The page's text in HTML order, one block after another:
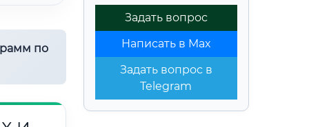
Задать вопрос
Написать в Max
Задать вопрос в
Telegram
по